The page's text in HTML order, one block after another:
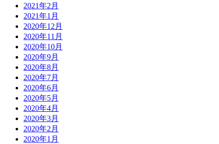
2021年2月
2021年1月
2020年12月
2020年11月
2020年10月
2020年9月
2020年8月
2020年7月
2020年6月
2020年5月
2020年4月
2020年3月
2020年2月
2020年1月